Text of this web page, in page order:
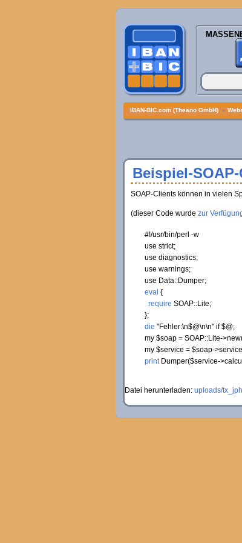
IBAN-BIC.com (Theano GmbH) »
Beispiel-
SOAP-Clients können in vielen
(dieser Code wurde zur
#!/usr/bin/perl -w
use strict;
use diagnostics;
use warnings;
use Data::Dumper;
eval {
require SOAP::Lite;
};
die "Fehler:\n$@\n\n" if$@;
my $soap= SOAP::Lite->new
my $service = $soap->service
printDumper($service->
Datei herunterladen: uploads/